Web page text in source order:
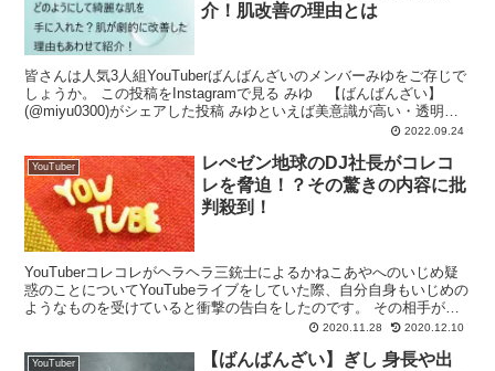
介！肌改善の理由とは
皆さんは人気3人組YouTuberばんばんざいのメンバーみゆをご存じで
しょうか。 この投稿をInstagramで見る みゆ 【ばんばんざい】
(@miyu0300)がシェアした投稿 みゆといえば美意識が高い・透明感
2022.09.24
YouTuber
レぺゼン地球のDJ社長がコレコ
レを脅迫！？その驚きの内容に批
判殺到！
YouTuberコレコレがヘラヘラ三銃士によるかねこあやへのいじめ疑
惑のことについてYouTubeライブをしていた際、自分自身もいじめの
ようなものを受けていると衝撃の告白をしたのです。 その相手がな
んと先日解散も発表されたレぺゼン地球のDJ...2020.11.28 2020.12.10
YouTuber
【ばんばんざい】ぎし 身長や出